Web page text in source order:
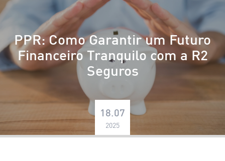
PPR: Como Garantir um Futuro
Financeiro Tranquilo com a R2
Seguros
18.07
2025